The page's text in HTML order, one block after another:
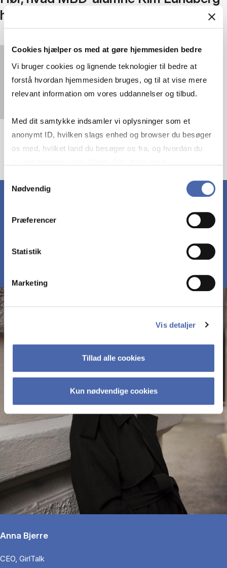
Cookies hjælper os med at gøre hjemmesiden bedre
Vi bruger cookies og lignende teknologier til bedre at
forstå hvordan hjemmesiden bruges, og til at vise mere
relevant information om vores uddannelser og tilbud.
Med dit samtykke indsamler vi oplysninger som et
anonymt ID, hvilken slags enhed og browser du besøger
os med, hvilket land du besøger os fra, og hvordan du
markedsføring. Du bestemmer selv - og kan altid trække
Samtykkevalg
Nødvendig
Præferencer
Statistik
Marketing
Vis detaljer
Tillad alle cookies
Kun nødvendige cookies
har fået ud af uddannelsen
You mustaccept statistics cookiesto view this
video.
MØD DELTAGERNE PÅ MBD
Anna Bjerre
CEO, GirlTalk